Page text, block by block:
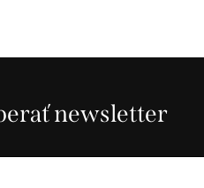
newsletter